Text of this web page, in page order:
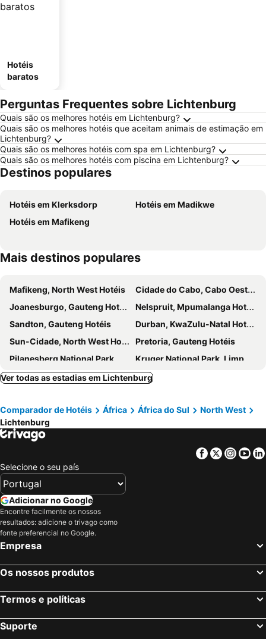
Hotéis
baratos
Perguntas Frequentes sobre Lichtenburg
Quais são os melhores hotéis em Lichtenburg?
Quais são os melhores hotéis que aceitam animais de estimação em
Lichtenburg?
Quais são os melhores hotéis com spa em Lichtenburg?
Quais são os melhores hotéis com piscina em Lichtenburg?
Destinos populares
Hotéis em Klerksdorp
Hotéis em Madikwe
Hotéis em Mafikeng
Mais destinos populares
Mafikeng, North West Hotéis
Cidade do Cabo, Cabo Oeste Hotéis
Joanesburgo, Gauteng Hotéis
Nelspruit, Mpumalanga Hotéis
Sandton, Gauteng Hotéis
Durban, KwaZulu-Natal Hotéis
Sun-Cidade, North West Hotéis
Pretoria, Gauteng Hotéis
Pilanesberg National Park, North West Hotéis
Kruger National Park, Limpopo Hotéis
Ver todas as estadias em Lichtenburg
Comparador de Hotéis África África do Sul
North West
Lichtenburg
Facebook
Twitter
Selecione o seu país
Adicionar no Google
Encontre facilmente os nossos
resultados: adicione o trivago como
fonte preferencial no Google.
Empresa
Os nossos produtos
Termos e políticas
Suporte